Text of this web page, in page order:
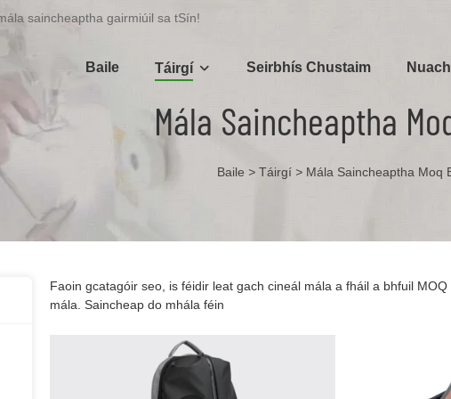
saincheaptha gairmiúil sa tSín!
Baile Táirgí Seirbhís Chustaim
Mála Saincheaptha
Baile > Táirgí > Mála Saincheaptha Moq
Faoin gcatagóir seo, is féidir leat gach cineál mála a fháil a bhfuil
mála. Saincheap do mhála féin